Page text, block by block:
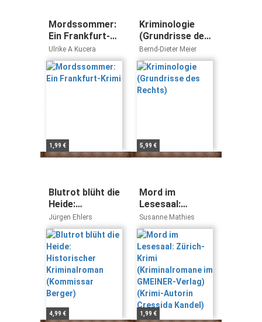
Mordssommer:
Ein Frankfurt-
Krimi
Ulrike A Kucera
1,99 €
Kriminologie
(Grundrisse des
Rechts)
Bernd-Dieter Meier
5,99 €
Blutrot blüht die
Heide:
Historischer
Kriminalroman
(Kommissar
Berger)
Jürgen Ehlers
4,99 €
Mord im
Lesesaal:
Zürich-Krimi
(Kriminalromane
im GMEINER-
Verlag) (Krimi-
Autorin
Cressida Kandel)
Susanne Mathies
1,99 €